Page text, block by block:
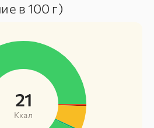
в 100 г)
21
Ккал